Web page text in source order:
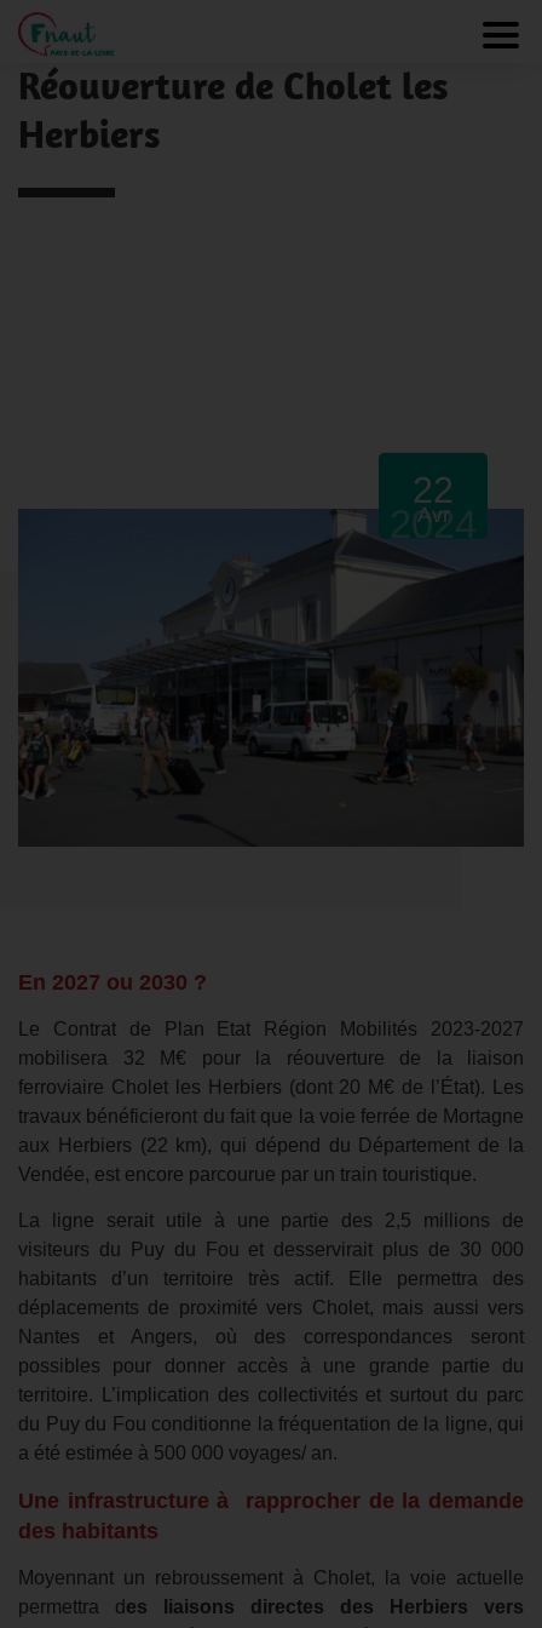
Panneau de gestion des cookies
NOS ACTUALITÉS
Réouverture de Cholet les
Herbiers
22
Avr
2024
En 2027 ou 2030 ?
Le Contrat de Plan Etat Région Mobilités 2023-2027
mobilisera 32 M€ pour la réouverture de la liaison
ferroviaire Cholet les Herbiers (dont 20 M€ de l’État). Les
travaux bénéficieront du fait que la voie ferrée de Mortagne
aux Herbiers (22 km), qui dépend du Département de la
Vendée, est encore parcourue par un train touristique.
La ligne serait utile à une partie des 2,5 millions de
visiteurs du Puy du Fou et desservirait plus de 30 000
habitants d’un territoire très actif. Elle permettra des
déplacements de proximité vers Cholet, mais aussi vers
Nantes et Angers, où des correspondances seront
possibles pour donner accès à une grande partie du
territoire. L’implication des collectivités et surtout du parc
du Puy du Fou conditionne la fréquentation de la ligne, qui
a été estimée à 500 000 voyages/ an.
Une infrastructure à rapprocher de la demande
des habitants
Moyennant un rebroussement à Cholet, la voie actuelle
permettra d es
liaisons directes des Herbiers vers